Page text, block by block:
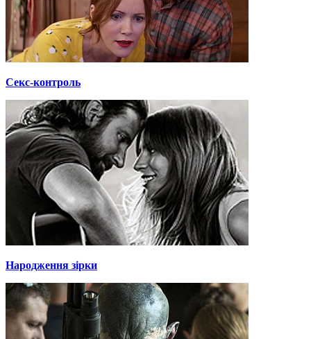
Секс-контроль
Народження зірки